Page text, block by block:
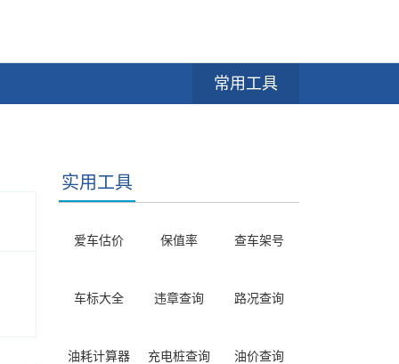
常用工具
实用工具
爱车估价 保值率 查车架号
车标大全 违章查询 路况查询
油耗计算器 充电桩查询 油价查询